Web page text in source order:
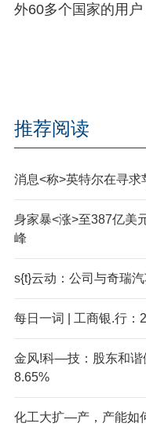
外60多个国家的用户
推荐阅读
消息<称>英特尔在寻求
身家暴<涨>至387亿美
峰
s{t}云动：公司与奇瑞
每日一词 | 工商银.行：
金风!科—技：股东和谐
8.65%
化工大扩—产，产能如